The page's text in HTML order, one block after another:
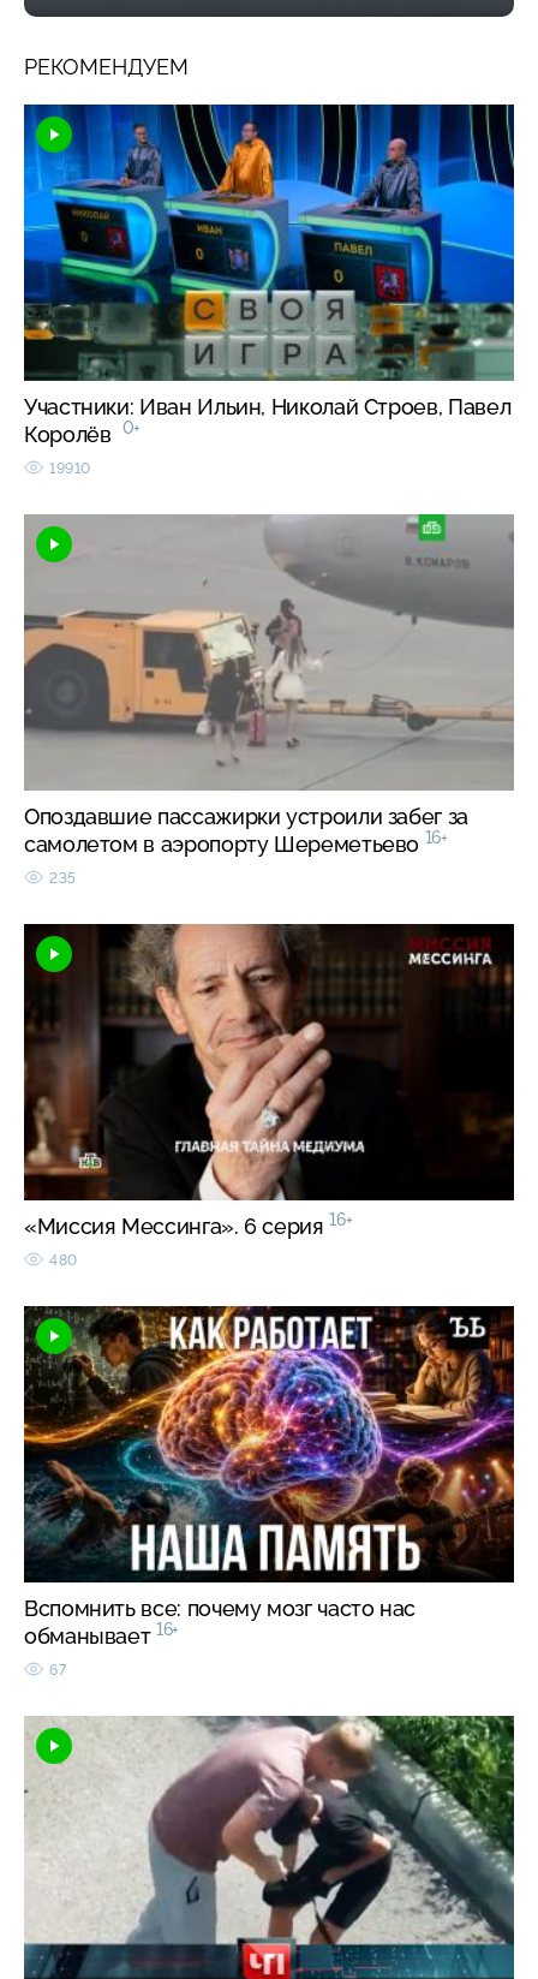
РЕКОМЕНДУЕМ
Участники: Иван Ильин, Николай Строев, Павел
Королёв
0+
19910
Опоздавшие пассажирки устроили забег за
самолетом в аэропорту Шереметьево 16+
235
«Миссия Мессинга». 6 серия 16+
480
Вспомнить все: почему мозг часто нас
обманывает 16+
67